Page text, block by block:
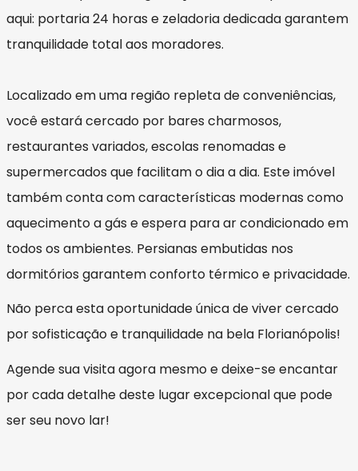
aqui: portaria 24 horas e zeladoria dedicada garantem
tranquilidade total aos moradores.
Localizado em uma região repleta de conveniências,
você estará cercado por bares charmosos,
restaurantes variados, escolas renomadas e
supermercados que facilitam o dia a dia. Este imóvel
também conta com características modernas como
aquecimento a gás e espera para ar condicionado em
todos os ambientes. Persianas embutidas nos
dormitórios garantem conforto térmico e privacidade.
Não perca esta oportunidade única de viver cercado
por sofisticação e tranquilidade na bela Florianópolis!
Agende sua visita agora mesmo e deixe-se encantar
por cada detalhe deste lugar excepcional que pode
ser seu novo lar!